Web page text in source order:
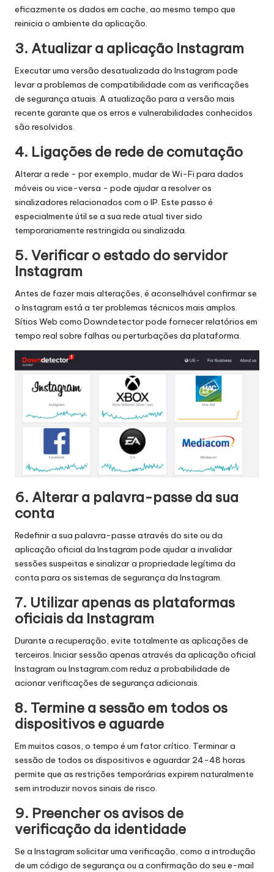
eficazmente os dados em cache, ao mesmo tempo que
reinicia o ambiente da aplicação.
3. Atualizar a aplicação Instagram
Executar uma versão desatualizada do Instagram pode
levar a problemas de compatibilidade com as verificações
de segurança atuais. A atualização para a versão mais
recente garante que os erros e vulnerabilidades conhecidos
são resolvidos.
4. Ligações de rede de comutação
Alterar a rede - por exemplo, mudar de Wi-Fi para dados
móveis ou vice-versa - pode ajudar a resolver os
sinalizadores relacionados com o IP. Este passo é
especialmente útil se a sua rede atual tiver sido
temporariamente restringida ou sinalizada.
5. Verificar o estado do servidor
Instagram
Antes de fazer mais alterações, é aconselhável confirmar se
o Instagram está a ter problemas técnicos mais amplos.
Sítios Web como Downdetectorpode fornecer relatórios em
tempo real sobre falhas ou perturbações da plataforma.
6. Alterar a palavra-passe da sua
conta
Redefinir a sua palavra-passe através do site ou da
aplicação oficial da Instagram pode ajudar a invalidar
sessões suspeitas e sinalizar a propriedade legítima da
conta para os sistemas de segurança da Instagram.
7. Utilizar apenas as plataformas
oficiais da Instagram
Durante a recuperação, evite totalmente as aplicações de
terceiros. Iniciar sessão apenas através da aplicação oficial
Instagram ou Instagram.com reduz a probabilidade de
acionar verificações de segurança adicionais.
8. Termine a sessão em todos os
dispositivos e aguarde
Em muitos casos, o tempo é um fator crítico. Terminar a
sessão de todos os dispositivos e aguardar 24-48 horas
permite que as restrições temporárias expirem naturalmente
sem introduzir novos sinais de risco.
9. Preencher os avisos de
verificação da identidade
Se a Instagram solicitar uma verificação, como a introdução
de um código de segurança ou a confirmação do seu e-mail